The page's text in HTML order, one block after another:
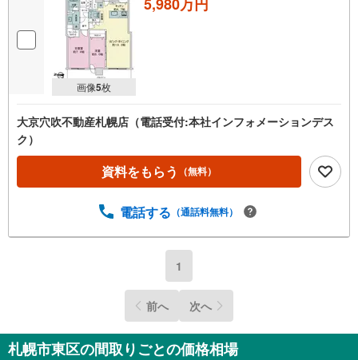
画像5枚
大京穴吹不動産札幌店（電話受付:本社インフォメーションデス
ク）
資料をもらう （無料）
電話する （通話料無料）
1
前へ 次へ
札幌市東区の間取りごとの価格相場